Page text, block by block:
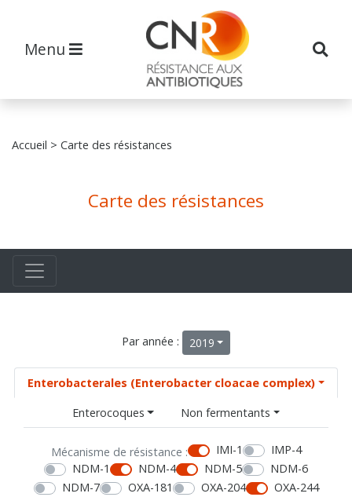
Menu
Accueil > Carte des résistances
Carte des résistances
Par année : 2019
Enterobacterales (Enterobacter cloacae complex)
Enterocoques
Non fermentants
Mécanisme de résistance : IMI-1
IMP-4
NDM-1
NDM-4 NDM-5
NDM-6
NDM-7
OXA-181 OXA-204
OXA-244